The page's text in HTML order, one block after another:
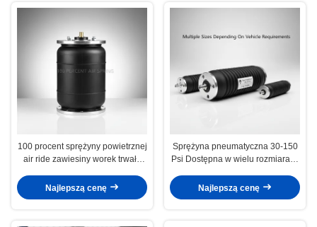
100 procent sprężyny powietrznej
air ride zawiesiny worek trwałe
przyczep i pojazdów użytkowych
Najlepszą cenę
Sprężyna pneumatyczna 30-150
Psi Dostępna w wielu rozmiarach
2 kg, Trwała
Najlepszą cenę